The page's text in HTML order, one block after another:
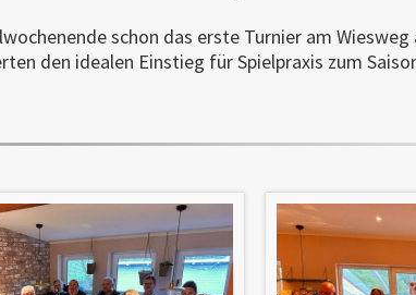
schon das erste Turnier am Wiesweg
den idealen Einstieg für Spielpraxis zum